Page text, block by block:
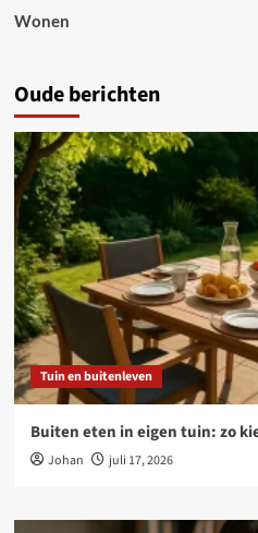
Wonen
Oude berichten
Tuin en buitenleven
Buiten eten in eigen tuin: zo
Johan juli 17, 2026